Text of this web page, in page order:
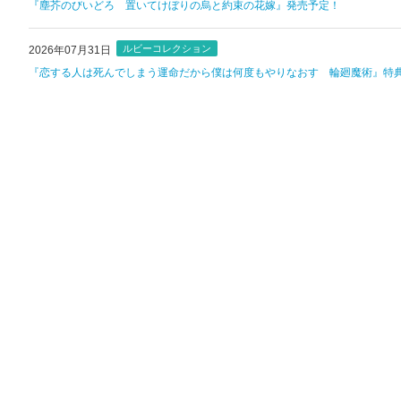
『塵芥のびいどろ 置いてけぼりの烏と約束の花嫁』発売予定！
2026年07月31日 ルビーコレクション
『恋する人は死んでしまう運命だから僕は何度もやりなおす 輪廻魔術』特